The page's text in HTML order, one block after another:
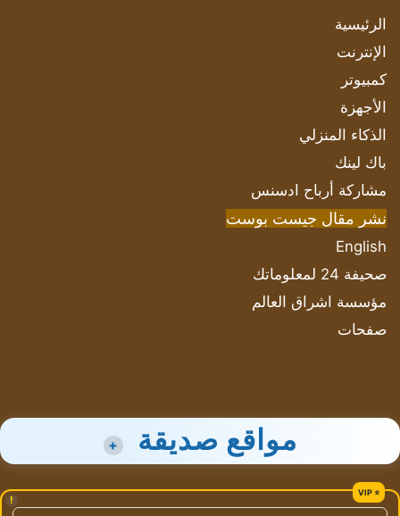
الرئيسية
الإنترنت
كمبيوتر
الأجهزة
الذكاء المنزلي
باك لينك
مشاركة أرباح ادسنس
نشر مقال جيست بوست
English
صحيفة 24 لمعلوماتك
مؤسسة اشراق العالم
صفحات
مواقع صديقة +
!